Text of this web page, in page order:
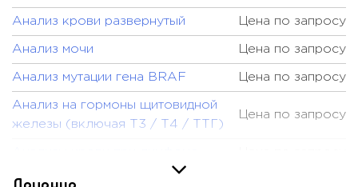
Анализ крови развернутый Цена по запросу
Анализ мочи Цена по запросу
Анализ мутации гена BRAF Цена по запросу
Анализ на гормоны щитовидной
железы (включая Т3 / Т4 / ТТГ)
Цена по запросу
Артроскопия